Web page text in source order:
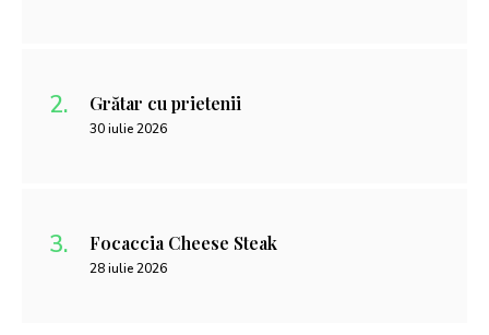
Grătar cu prietenii
30 iulie 2026
Focaccia Cheese Steak
28 iulie 2026